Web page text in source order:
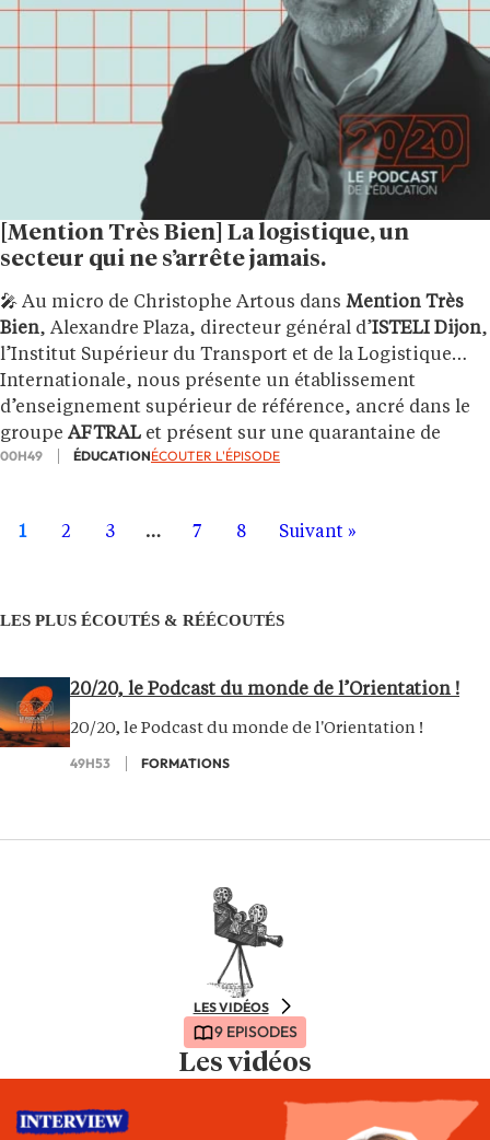
[Mention Très Bien] La logistique, un
secteur qui ne s’arrête jamais.
🎤 Au micro de Christophe Artous dans Mention Très
Bien, Alexandre Plaza, directeur général d’ISTELI Dijon,
l’Institut Supérieur du Transport et de la Logistique
Internationale, nous présente un établissement
d’enseignement supérieur de référence, ancré dans le
groupe AFTRAL et présent sur une quarantaine de
campus à travers toute la France.
00H49 ÉDUCATIONÉCOUTER L'ÉPISODE
1 2 3 … 7 8 Suivant »
LES PLUS ÉCOUTÉS & RÉÉCOUTÉS
20/20, le Podcast du monde de l’Orientation !
20/20, le Podcast du monde de l'Orientation !
49H53 FORMATIONS
9 EPISODES
Les vidéos
LES VIDÉOS